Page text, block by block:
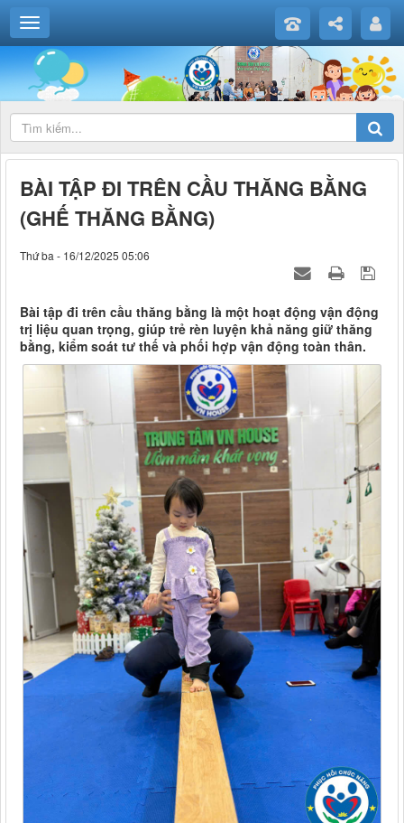
BÀI TẬP ĐI TRÊN CẦU THĂNG BẰNG
(GHẾ THĂNG BẰNG)
Thứ ba - 16/12/2025 05:06
Bài tập đi trên cầu thăng bằng là một hoạt động vận động
trị liệu quan trọng, giúp trẻ rèn luyện khả năng giữ thăng
bằng, kiểm soát tư thế và phối hợp vận động toàn thân.